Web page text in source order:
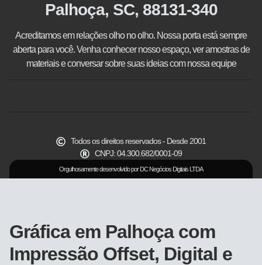
Palhoça, SC, 88131-340
Acreditamos em relações olho no olho. Nossa porta está sempre
aberta para você. Venha conhecer nosso espaço, ver amostras de
materiais e conversar sobre suas ideias com nossa equipe
Todos os direitos reservados - Desde 2001
CNPJ: 04.300.682/0001-09
Orgulhosamente desenvolvido por DC Negócios Digitais LTDA
Gráfica em Palhoça com
Impressão Offset, Digital e